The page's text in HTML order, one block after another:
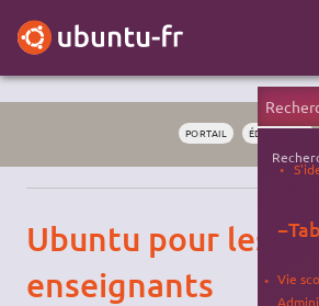
PORTAIL ÉDUCATION
Ubuntu pour les
enseignants
−
Vie